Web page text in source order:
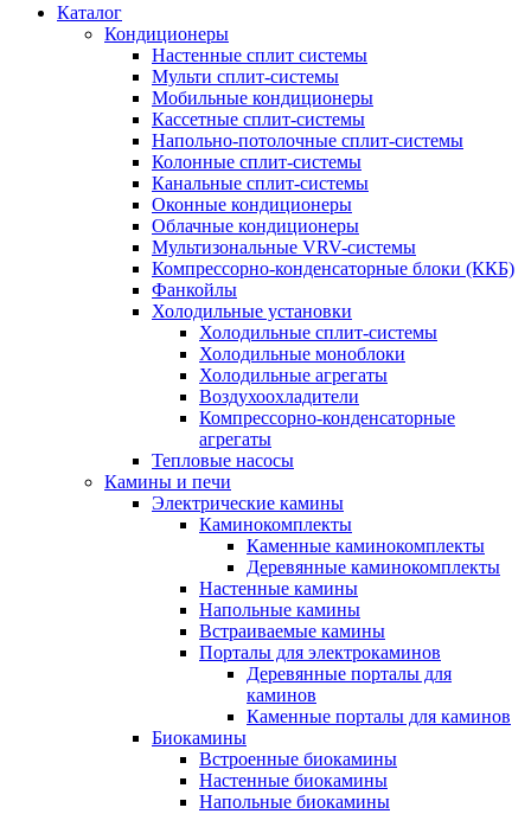
Каталог
Кондиционеры
Настенные сплит системы
Мульти сплит-системы
Мобильные кондиционеры
Кассетные сплит-системы
Напольно-потолочные сплит-системы
Колонные сплит-системы
Канальные сплит-системы
Оконные кондиционеры
Облачные кондиционеры
Мультизональные VRV-системы
Компрессорно-конденсаторные блоки (ККБ)
Фанкойлы
Холодильные установки
Холодильные сплит-системы
Холодильные моноблоки
Холодильные агрегаты
Воздухоохладители
Компрессорно-конденсаторные
агрегаты
Тепловые насосы
Камины и печи
Электрические камины
Каминокомплекты
Каменные каминокомплекты
Деревянные каминокомплекты
Настенные камины
Напольные камины
Встраиваемые камины
Порталы для электрокаминов
Деревянные порталы для
каминов
Каменные порталы для каминов
Биокамины
Встроенные биокамины
Настенные биокамины
Напольные биокамины